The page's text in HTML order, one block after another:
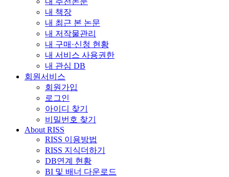
내 책장
내 최근 본 논문
내 저작물관리
내 구매·신청 현황
내 서비스 사용권한
내 관심 DB
회원서비스
회원가입
로그인
아이디 찾기
비밀번호 찾기
About RISS
RISS 이용방법
RISS 지식더하기
DB연계 현황
BI 및 배너 다운로드